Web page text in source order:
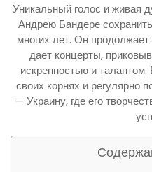
Уникальный голос и живая
Андрею Бандере
многих лет. Он
дает концерты,
искренностью и
своих корнях и регулярно
— Украину, где его